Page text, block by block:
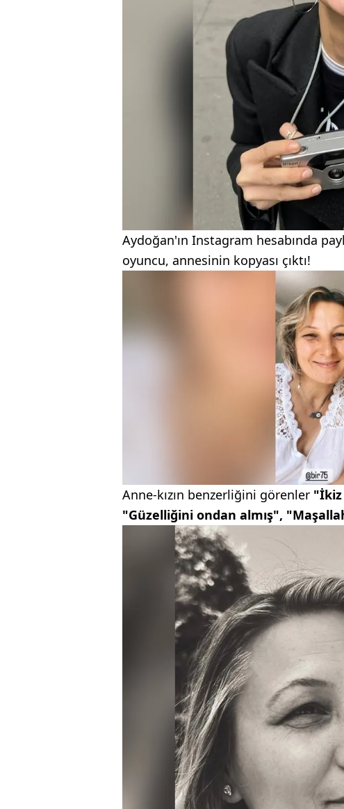
Aydoğan'ın Instagram hesabında
oyuncu, annesinin kopyası çıktı!
Anne-kızın benzerliğini görenler
"Güzelliğini ondan almış",